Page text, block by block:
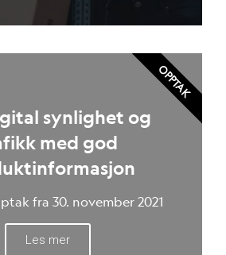
synlighet og
med god
fra 30. november 2021
Les mer
OPPTAK